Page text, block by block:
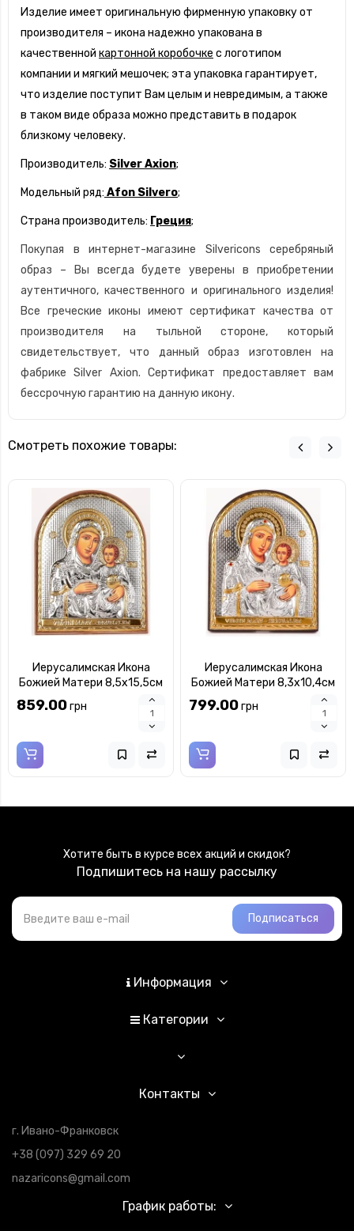
Изделие имеет оригинальную фирменную упаковку от
производителя – икона надежно упакована в
качественной картонной коробочке с логотипом
компании и мягкий мешочек; эта упаковка гарантирует,
что изделие поступит Вам целым и невредимым, а также
в таком виде образа можно представить в подарок
близкому человеку.
Производитель: Silver Axion;
Модельный ряд: Afon Silvero;
Страна производитель: Греция;
Покупая в интернет-магазине Silvericons серебряный
образ – Вы всегда будете уверены в приобретении
аутентичного, качественного и оригинального изделия!
Все греческие иконы имеют сертификат качества от
производителя на тыльной стороне, который
свидетельствует, что данный образ изготовлен на
фабрике Silver Axion. Сертификат предоставляет вам
бессрочную гарантию на данную икону.
Смотреть похожие товары:
Иерусалимская Икона
Божией Матери 8,5х15,5см
арочной формы на
пластиковом киоте
859.00грн
Иерусалимская Икона
Божией Матери 8,3х10,4см
арочной формы без рамки
на дереве
799.00грн
Хотите быть в курсе всех акций и скидок?
Подпишитесь на нашу рассылку
Подписаться
Информация
Категории
Контакты
г. Ивано-Франковск
+38 (097) 329 69 20
nazaricons@gmail.com
График работы: